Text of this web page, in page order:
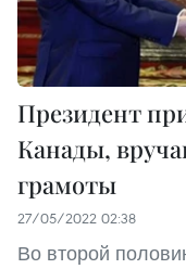
Президент
Канады,
грамоты
27/05/2022 02:38
Во второй